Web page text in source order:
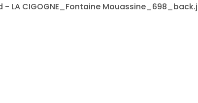
- LA CIGOGNE_Fontaine